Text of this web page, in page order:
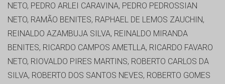
NETO, PEDRO ARLEI CARAVINA, PEDRO PEDROSSIAN
NETO, RAMÃO BENITES, RAPHAEL DE LEMOS ZAUCHIN,
REINALDO AZAMBUJA SILVA, REINALDO MIRANDA
BENITES, RICARDO CAMPOS AMETLLA, RICARDO FAVARO
NETO, RIOVALDO PIRES MARTINS, ROBERTO CARLOS DA
SILVA, ROBERTO DOS SANTOS NEVES, ROBERTO GOMES